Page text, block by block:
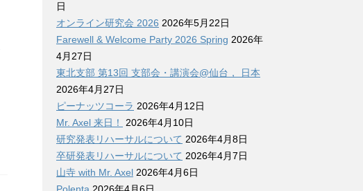
日
オンライン研究会 2026 2026年5月22日
Farewell & Welcome Party 2026 Spring 2026年
4月27日
東北支部 第13回 支部会・講演会@仙台， 日本
2026年4月27日
ピーナッツコーラ 2026年4月12日
Mr. Axel 来日！
2026年4月10日
研究発表リハーサルについて 2026年4月8日
卒研発表リハーサルについて 2026年4月7日
山寺 with Mr. Axel 2026年4月6日